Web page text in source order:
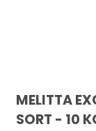
MELITTA
SORT - 10